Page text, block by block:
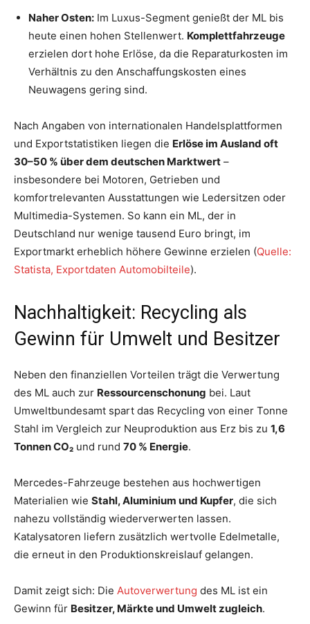
Naher Osten: Im Luxus-Segment genießt der ML bis
heute einen hohen Stellenwert. Komplettfahrzeuge
erzielen dort hohe Erlöse, da die Reparaturkosten im
Verhältnis zu den Anschaffungskosten eines
Neuwagens gering sind.
Nach Angaben von internationalen Handelsplattformen
und Exportstatistiken liegen die Erlöse im Ausland oft
30–50 % über dem deutschen Marktwert –
insbesondere bei Motoren, Getrieben und
komfortrelevanten Ausstattungen wie Ledersitzen oder
Multimedia-Systemen. So kann ein ML, der in
Deutschland nur wenige tausend Euro bringt, im
Exportmarkt erheblich höhere Gewinne erzielen (Quelle:
Statista, Exportdaten Automobilteile).
Nachhaltigkeit: Recycling als
Gewinn für Umwelt und Besitzer
Neben den finanziellen Vorteilen trägt die Verwertung
des ML auch zur Ressourcenschonung bei. Laut
Umweltbundesamt spart das Recycling von einer Tonne
Stahl im Vergleich zur Neuproduktion aus Erz bis zu 1,6
Tonnen CO₂ und rund 70 % Energie.
Mercedes-Fahrzeuge bestehen aus hochwertigen
Materialien wie Stahl, Aluminium und Kupfer, die sich
nahezu vollständig wiederverwerten lassen.
Katalysatoren liefern zusätzlich wertvolle Edelmetalle,
die erneut in den Produktionskreislauf gelangen.
Damit zeigt sich: Die Autoverwertung des ML ist ein
Gewinn für Besitzer, Märkte und Umwelt zugleich.